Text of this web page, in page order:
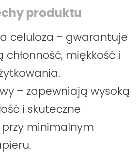
produktu
celuloza – gwarantuje
miękkość i
– zapewniają wysoką
i skuteczne
przy minimalnym